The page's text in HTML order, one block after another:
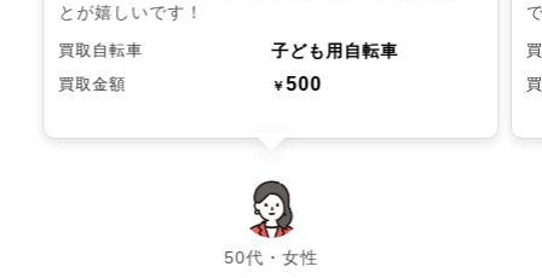
とが嬉しいです！
買取自転車 子ども用自転車
買取金額 ￥500
50代・女性
chevron_left chevron_right